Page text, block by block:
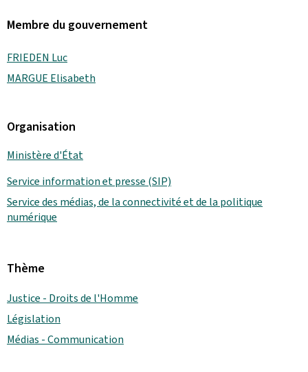
Membre du gouvernement
FRIEDEN Luc
MARGUE Elisabeth
Organisation
Ministère d'État
Service information et presse (SIP)
Service des médias, de la connectivité et de la politique
numérique
Thème
Justice - Droits de l'Homme
Législation
Médias - Communication